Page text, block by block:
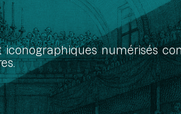
numérisés